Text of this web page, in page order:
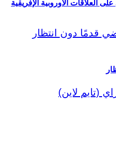
العلاقات الأوروبية الإفريقية